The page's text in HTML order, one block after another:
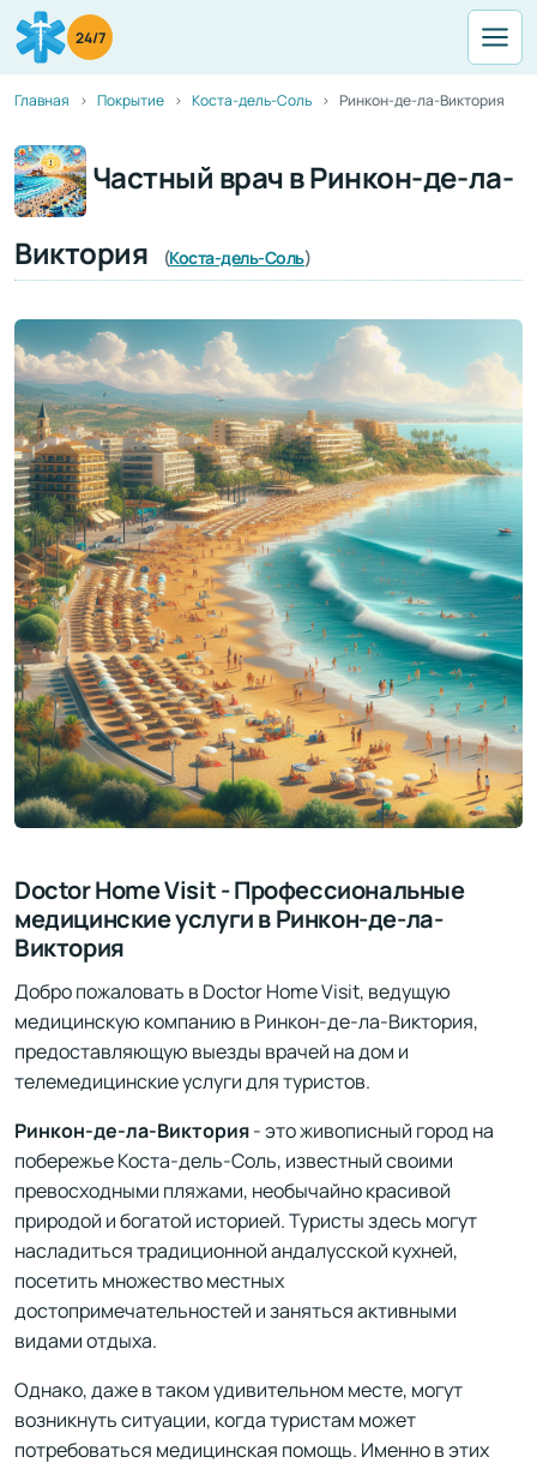
24/7
Главная Покрытие Коста-дель-Соль Ринкон-де-ла-Виктория
Частный врач в Ринкон-де-ла-
Виктория
(Коста-дель-Соль)
Doctor Home Visit - Профессиональные
медицинские услуги в Ринкон-де-ла-
Виктория
Добро пожаловать в Doctor Home Visit, ведущую
медицинскую компанию в Ринкон-де-ла-Виктория,
предоставляющую выезды врачей на дом и
телемедицинские услуги для туристов.
Ринкон-де-ла-Виктория- это живописный город на
побережье Коста-дель-Соль, известный своими
превосходными пляжами, необычайно красивой
природой и богатой историей. Туристы здесь могут
насладиться традиционной андалусской кухней,
посетить множество местных
достопримечательностей и заняться активными
видами отдыха.
Однако, даже в таком удивительном месте, могут
возникнуть ситуации, когда туристам может
потребоваться медицинская помощь. Именно в этих